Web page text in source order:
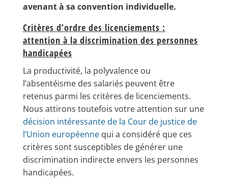
avenant à sa convention individuelle.
Critères d’ordre des licenciements :
attention à la discrimination des personnes
handicapées
La productivité, la polyvalence ou
l’absentéisme des salariés peuvent être
retenus parmi les critères de licenciements.
Nous attirons toutefois votre attention sur une
décision intéressante de la Cour de justice de
l’Union européennequi a considéré que ces
critères sont susceptibles de générer une
discrimination indirecte envers les personnes
handicapées.